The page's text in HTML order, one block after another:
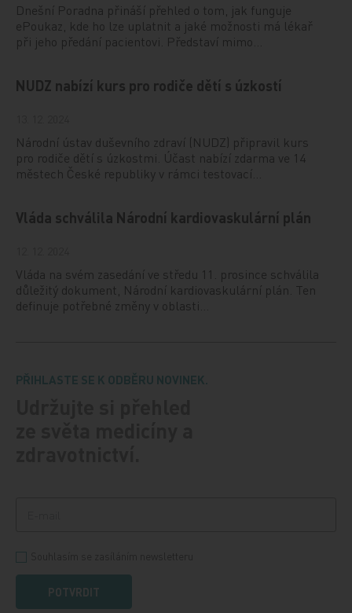
Dnešní Poradna přináší přehled o tom, jak funguje
ePoukaz, kde ho lze uplatnit a jaké možnosti má lékař
při jeho předání pacientovi. Představí mimo…
NUDZ nabízí kurs pro rodiče dětí s úzkostí
Národní ústav duševního zdraví (NUDZ) připravil kurs
pro rodiče dětí s úzkostmi. Účast nabízí zdarma ve 14
městech České republiky v rámci testovací…
Vláda schválila Národní kardiovaskulární plán
Vláda na svém zasedání ve středu 11. prosince schválila
důležitý dokument, Národní kardiovaskulární plán. Ten
definuje potřebné změny v oblasti…
PŘIHLASTE SE K ODBĚRU NOVINEK.
POTVRDIT